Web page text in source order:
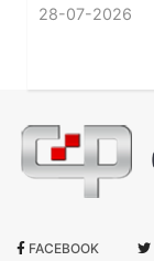
28-07-2026
FACEBOOK